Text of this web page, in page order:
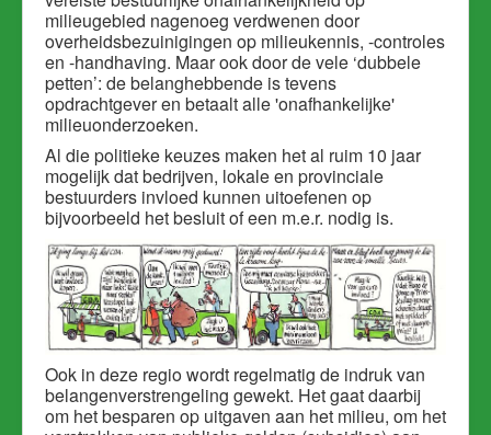
milieugebied nagenoeg verdwenen door
overheidsbezuinigingen op milieukennis, -controles
en -handhaving. Maar ook door de vele ‘dubbele
petten’: de belanghebbende is tevens
opdrachtgever en betaalt alle 'onafhankelijke'
milieuonderzoeken.
Al die politieke keuzes maken het al ruim 10 jaar
mogelijk dat bedrijven, lokale en provinciale
bestuurders invloed kunnen uitoefenen op
bijvoorbeeld het besluit of een m.e.r. nodig is.
Ook in deze regio wordt regelmatig de indruk van
belangenverstrengeling gewekt. Het gaat daarbij
om het besparen op uitgaven aan het milieu, om het